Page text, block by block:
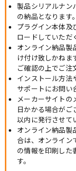
製品シリアルナン
の納品となります。
プラグイン本体及
ロードしていただ
オンライン納品製
け付け致しかねま
ご確認の上でご注
インストール方法
サポートにお問い
メーカーサイトの
日かかる場合がご
以内に発行させて
オンライン納品製
合は、オンライン
の情報を印刷した
す。